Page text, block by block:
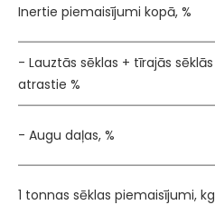
Inertie piemaisījumi kopā, %
- Lauztās sēklas + tīrajās sēklās
atrastie %
- Augu daļas, %
1 tonnas sēklas piemaisījumi, kg